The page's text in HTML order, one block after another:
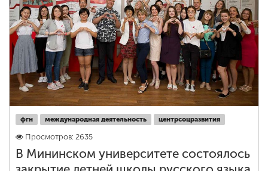
фгн международная деятельность центрсоцразвития
Просмотров: 2635
В Мининском университете состоялось